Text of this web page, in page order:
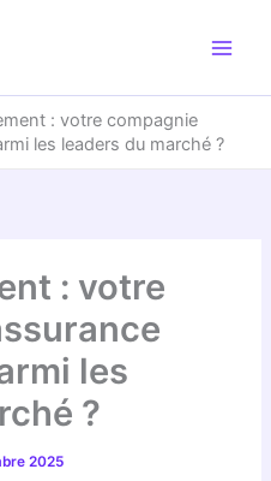
: votre compagnie
les leaders du marché ?
: votre
les
?
2025